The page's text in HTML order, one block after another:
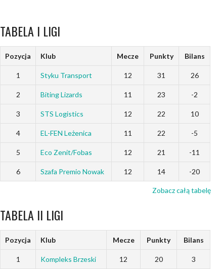
TABELA I LIGI
Pozycja Klub Mecze Punkty Bilans
1 Styku Transport 12 31 26
2 Biting Lizards 11 23 -2
3 STS Logistics 12 22 10
4 EL-FEN Leżenica 11 22 -5
5 Eco Zenit/Fobas 12 21 -11
6 Szafa Premio Nowak 12 14 -20
Zobacz całą tabelę
TABELA II LIGI
Pozycja Klub Mecze Punkty Bilans
1 Kompleks Brzeski 12 20 3